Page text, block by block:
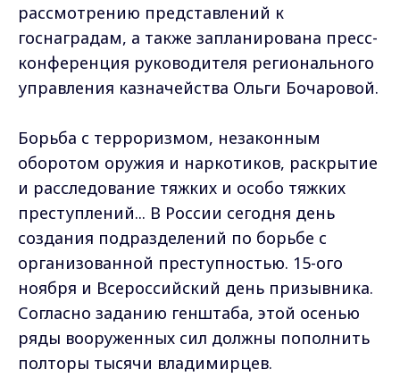
рассмотрению представлений к
госнаградам, а также запланирована пресс-
конференция руководителя регионального
управления казначейства Ольги Бочаровой.
Борьба с терроризмом, незаконным
оборотом оружия и наркотиков, раскрытие
и расследование тяжких и особо тяжких
преступлений... В России сегодня день
создания подразделений по борьбе с
организованной преступностью. 15-ого
ноября и Всероссийский день призывника.
Согласно заданию генштаба, этой осенью
ряды вооруженных сил должны пополнить
полторы тысячи владимирцев.